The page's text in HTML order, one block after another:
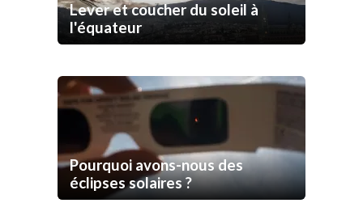
Lever et coucher du soleil à
l'équateur
Pourquoi avons-nous des
éclipses solaires ?